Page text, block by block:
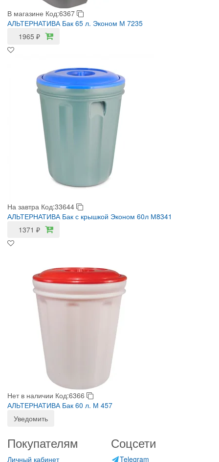
В магазине Код:6367
АЛЬТЕРНАТИВА Бак 65 л. Эконом М 7235
1965 ₽
На завтра Код:33644
АЛЬТЕРНАТИВА Бак с крышкой Эконом 60л М8341
1371 ₽
Нет в наличии Код:6366
АЛЬТЕРНАТИВА Бак 60 л. М 457
Уведомить
Покупателям
Личный кабинет
Соцсети
Telegram